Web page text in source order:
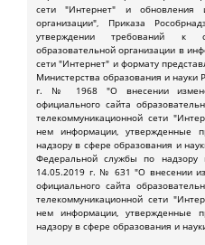
сети "Интернет" и обновления
организации",
Приказа
утверждении требований к
образовательной организации в
сети "Интернет" и формату
Министерства образования и науки
г. № 1968 "О внесении
официального сайта
телекоммуникационной сети
нем информации, утвержденные
надзору в сфере образования и
Федеральной службы по
14.05.2019 г. № 631 "О внесении
официального сайта
телекоммуникационной сети
нем информации, утвержденные
надзору в сфере образования и